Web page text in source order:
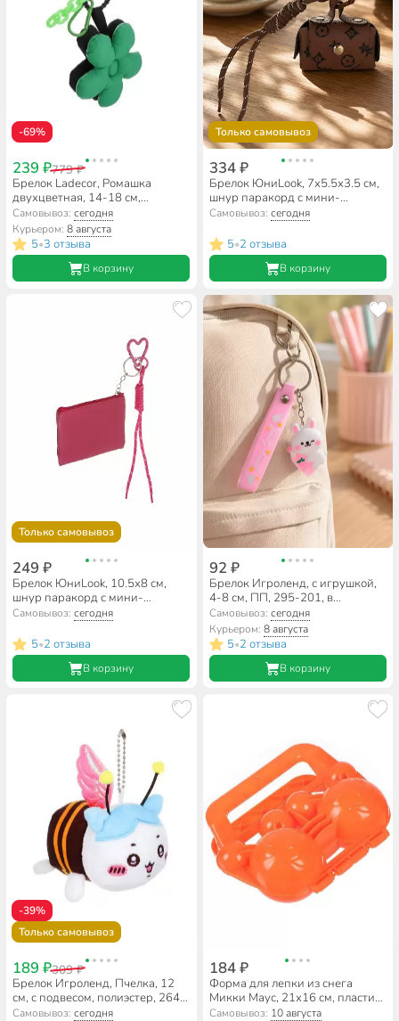
-69%
239 ₽779 ₽
Брелок Ladecor, Ромашка
двухцветная, 14-18 см,
подвеска, полиэстер, 509-922, в
ассортименте
Самовывоз:сегодня
Курьером:8 августа
5•3 отзыва
В корзину
Только самовывоз
334 ₽
Брелок ЮниLook, 7х5.5х3.5 см,
шнур паракорд с мини-
сумочкой, 334-144, в
Самовывоз: сегодня
5•2 отзыва
В корзину
Только самовывоз
249 ₽
Брелок ЮниLook, 10.5х8 см,
шнур паракорд с мини-
сумочкой, 334-143, в
ассортименте
Самовывоз:сегодня
5•2 отзыва
В корзину
92 ₽
Брелок Игроленд, с игрушкой,
4-8 см, ПП, 295-201, в
ассортименте
Самовывоз: сегодня
Курьером: 8 августа
5•2 отзыва
В корзину
-39%
Только самовывоз
189 ₽309 ₽
Брелок Игроленд, Пчелка, 12
см, с подвесом, полиэстер, 264-
465, в ассортименте
Самовывоз:сегодня
184 ₽
Форма для лепки из снега
Микки Маус, 21х16 см, пластик,
N010108
Самовывоз: 10 августа